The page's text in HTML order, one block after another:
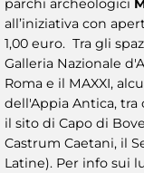
parchi archeologici
all’iniziativa con
1,00 euro. Tra gli
Galleria Nazionale
Roma e il MAXXI,
dell'Appia Antica, tra
il sito di Capo di
Castrum Caetani, il
Latine). Per info sui